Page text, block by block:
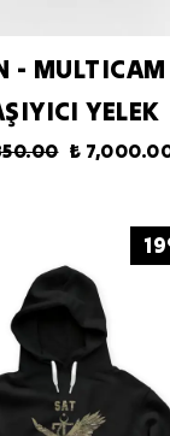
-
YELEK
₺